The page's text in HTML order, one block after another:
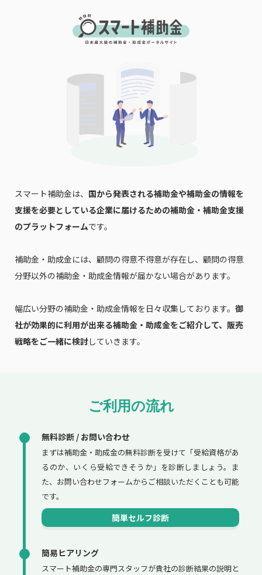
スマート補助金は、 国から発表される補助金や補助金の情報を
支援を必要としている企業に届けるための補助金・補助金支援
のプラットフォームです。
補助金・助成金には、顧問の得意不得意が存在し、顧問の得意
分野以外の補助金・助成金情報が届かない場合があります。
幅広い分野の補助金・助成金情報を日々収集しております。 御
社が効果的に利用が出来る補助金・助成金をご紹介して、販売
戦略をご一緒に検討していきます。
ご利用の流れ
無料診断 / お問い合わせ
まずは補助金・助成金の無料診断を受けて「受給資格があ
るのか、いくら受給できそうか」を診断しましょう。ま
た、お問い合わせフォームからご相談いただくことも可能
です。
簡単セルフ診断
簡易ヒアリング
スマート補助金の専門スタッフが貴社の診断結果の説明と